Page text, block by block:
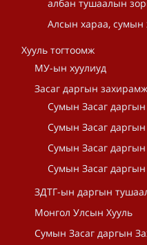
албан тушаалын
Алсын хараа, сумын
Хууль тогтоомж
МУ-ын хуулиуд
Засаг даргын захирамж
Сумын Засаг
Сумын Засаг
Сумын Засаг
Сумын Засаг
ЗДТГ-ын даргын
Монгол Улсын Хууль
Сумын Засаг даргын